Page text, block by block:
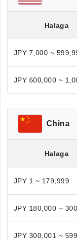
Halaga
JPY 7,000 ~
JPY 600,000 ~
China
Halaga
JPY 1 ~ 179,999
JPY 180,000 ~
JPY 300,001 ~